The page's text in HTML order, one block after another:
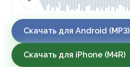
Скачать для Android (MP3)
Скачать для iPhone (M4R)